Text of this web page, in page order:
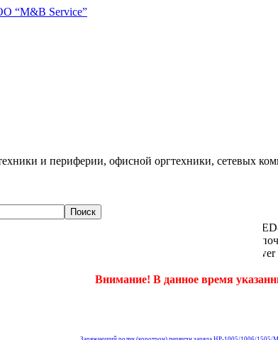
“M&B Service”
и периферии, офисной оргтехники, сетевых
Внимание! В данное время